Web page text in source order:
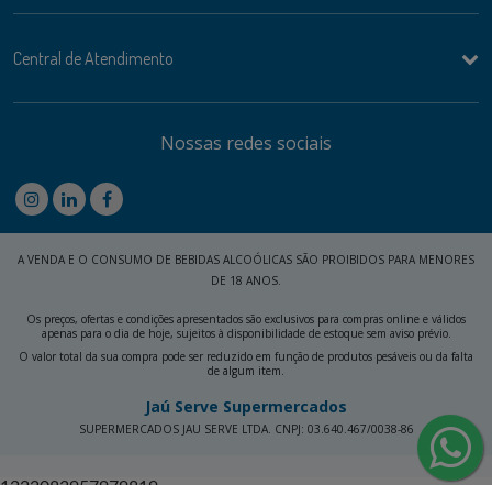
Central de Atendimento
Nossas redes sociais
A VENDA E O CONSUMO DE BEBIDAS ALCOÓLICAS SÃO PROIBIDOS PARA MENORES
DE 18 ANOS.
Os preços, ofertas e condições apresentados são exclusivos para compras online e válidos
apenas para o dia de hoje, sujeitos à disponibilidade de estoque sem aviso prévio.
O valor total da sua compra pode ser reduzido em função de produtos pesáveis ou da falta
de algum item.
Jaú Serve Supermercados
SUPERMERCADOS JAU SERVE LTDA. CNPJ: 03.640.467/0038-86